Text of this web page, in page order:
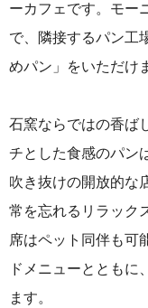
ーカフェです。モー
で、隣接するパン工
めパン」をいただけ
石窯ならではの香ば
チとした食感のパン
吹き抜けの開放的な
常を忘れるリラック
席はペット同伴も可
ドメニューとともに
ます。